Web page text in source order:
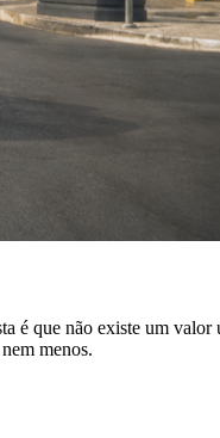
é que não existe um
menos.